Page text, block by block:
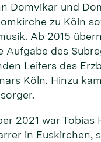
Domvikar und
zu Köln
Ab 2015
Aufgabe des
Leiters des
Köln. Hinzu
2021 war Tobias
in Euskirchen,